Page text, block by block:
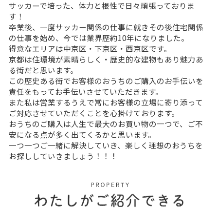
サッカーで培った、体力と根性で日々頑張っておりま
す！
卒業後、一度サッカー関係の仕事に就きその後住宅関係
の仕事を始め、今では業界歴約10年になりました。
得意なエリアは中京区・下京区・西京区です。
京都は住環境が素晴らしく・歴史的な建物もあり魅力あ
る街だと思います。
この歴史ある街でお客様のおうちのご購入のお手伝いを
責任をもってお手伝いさせていただきます。
また私は営業するうえで常にお客様の立場に寄り添って
ご対応させていただくことを心掛けております。
おうちのご購入は人生で最大のお買い物の一つで、ご不
安になる点が多く出てくるかと思います。
一つ一つご一緒に解決していき、楽しく理想のおうちを
お探ししていきましょう！！！